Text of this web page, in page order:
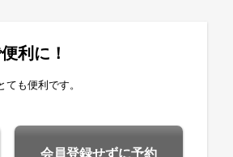
利に！
も便利です。
会員登録せずに予約